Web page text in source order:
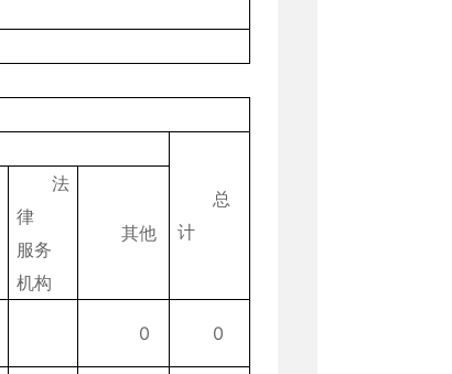
总
计
法
律
服务
机构
其他
0 0